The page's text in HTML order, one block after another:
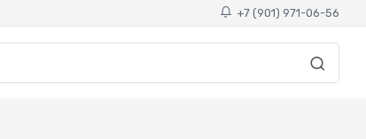
+7 (901) 971-06-56